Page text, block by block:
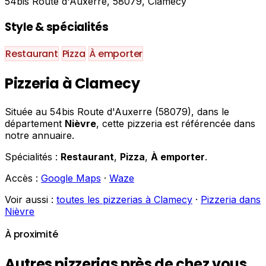
Style & spécialités
Restaurant Pizza À emporter
Pizzeria à Clamecy
Située au 54bis Route d'Auxerre (58079), dans le
département Nièvre, cette pizzeria est référencée dans
notre annuaire.
Spécialités : Restaurant, Pizza, À emporter.
Accès : Google Maps · Waze
Voir aussi : toutes les pizzerias à Clamecy · Pizzeria dans
Nièvre
À proximité